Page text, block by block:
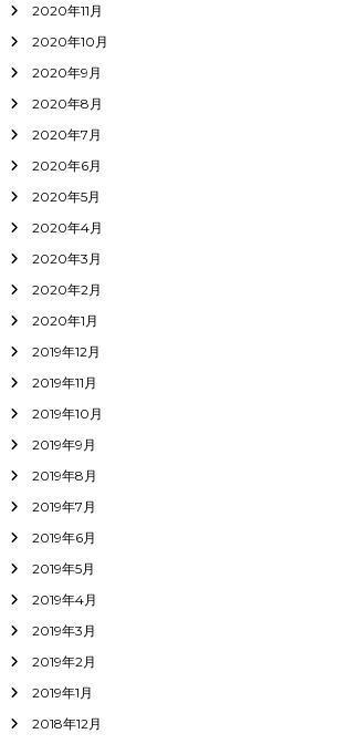
2020年11月
2020年10月
2020年9月
2020年8月
2020年7月
2020年6月
2020年5月
2020年4月
2020年3月
2020年2月
2020年1月
2019年12月
2019年11月
2019年10月
2019年9月
2019年8月
2019年7月
2019年6月
2019年5月
2019年4月
2019年3月
2019年2月
2019年1月
2018年12月